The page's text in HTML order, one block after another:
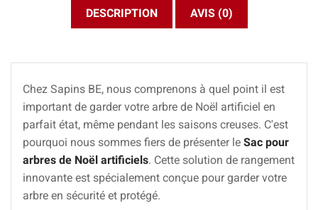
DESCRIPTION AVIS (0)
Chez Sapins BE, nous comprenons à quel point il est
important de garder votre arbre de Noël artificiel en
parfait état, même pendant les saisons creuses. C'est
pourquoi nous sommes fiers de présenter le Sac pour
arbres de Noël artificiels. Cette solution de rangement
innovante est spécialement conçue pour garder votre
arbre en sécurité et protégé.